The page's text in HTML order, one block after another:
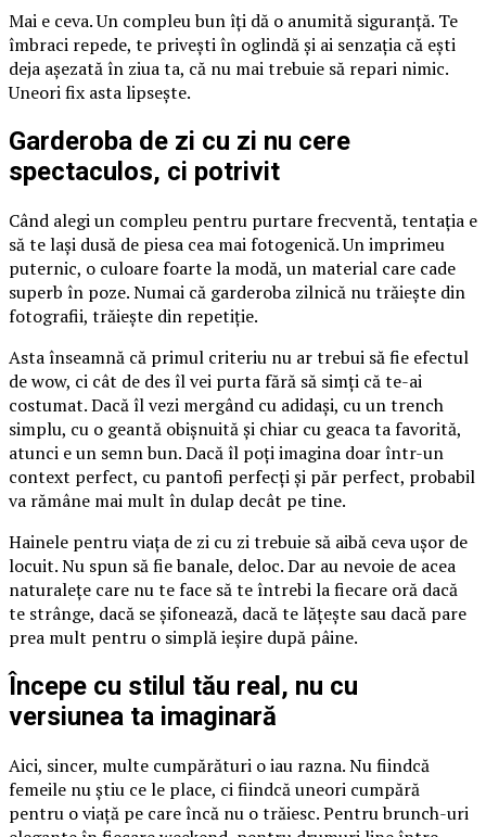
Mai e ceva. Un compleu bun îți dă o anumită siguranță. Te
îmbraci repede, te privești în oglindă și ai senzația că ești
deja așezată în ziua ta, că nu mai trebuie să repari nimic.
Uneori fix asta lipsește.
Garderoba de zi cu zi nu cere
spectaculos, ci potrivit
Când alegi un compleu pentru purtare frecventă, tentația e
să te lași dusă de piesa cea mai fotogenică. Un imprimeu
puternic, o culoare foarte la modă, un material care cade
superb în poze. Numai că garderoba zilnică nu trăiește din
fotografii, trăiește din repetiție.
Asta înseamnă că primul criteriu nu ar trebui să fie efectul
de wow, ci cât de des îl vei purta fără să simți că te-ai
costumat. Dacă îl vezi mergând cu adidași, cu un trench
simplu, cu o geantă obișnuită și chiar cu geaca ta favorită,
atunci e un semn bun. Dacă îl poți imagina doar într-un
context perfect, cu pantofi perfecți și păr perfect, probabil
va rămâne mai mult în dulap decât pe tine.
Hainele pentru viața de zi cu zi trebuie să aibă ceva ușor de
locuit. Nu spun să fie banale, deloc. Dar au nevoie de acea
naturalețe care nu te face să te întrebi la fiecare oră dacă
te strânge, dacă se șifonează, dacă te lățește sau dacă pare
prea mult pentru o simplă ieșire după pâine.
Începe cu stilul tău real, nu cu
versiunea ta imaginară
Aici, sincer, multe cumpărături o iau razna. Nu fiindcă
femeile nu știu ce le place, ci fiindcă uneori cumpără
pentru o viață pe care încă nu o trăiesc. Pentru brunch-uri